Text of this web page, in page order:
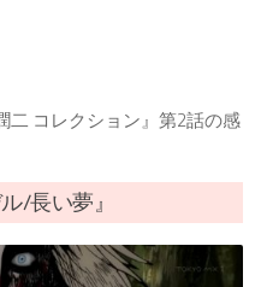
二 コレクション』第2話の感
/長い夢』